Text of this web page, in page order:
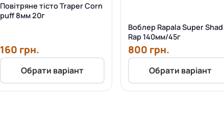
Повітряне тісто Traper Corn
puff 8мм 20г
160 грн.
Обрати варіант
Воблер Rapala Super Shad
Rap 140мм/45г
800 грн.
Обрати варіант